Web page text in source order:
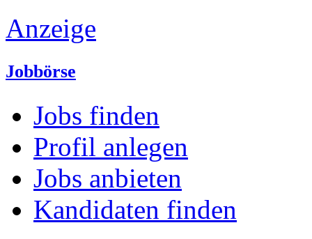
Anzeige
Jobbörse
Jobs finden
Profil anlegen
Jobs anbieten
Kandidaten finden